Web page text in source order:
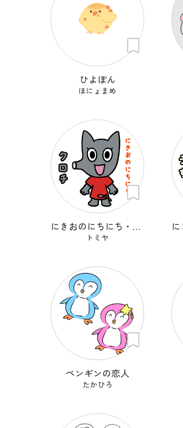
ひよぽん
ほにょまめ
にきおのにちにち・クロチ
トミヤ
ペンギンの恋人
たかひろ